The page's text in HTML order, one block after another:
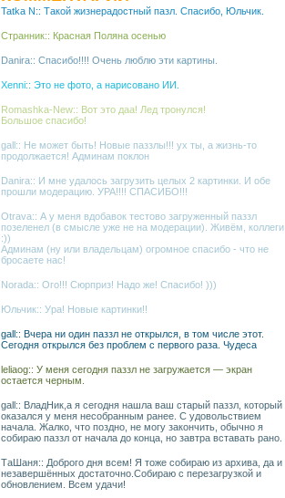
Tatka N:: Такой жизнерадостный пазл. Спасибо, Юльчик.
Странник:: Красная Поляна осенью
Danira:: Спасибо!!!! Очень люблю эти картины.
Xenni:: Это не фото, а нарисовано ИИ.
Romashka-New:: Вот это даа! Лед тронулся!
Большое спасибо!
gall:: Не может быть! Новые паззлы!!! ух ты, а жизнь-то
продолжается! Админам поклон
Danira:: И мне удалось загрузить целых 2 картинки. И обе
прошли модерацию. УРА!!!! СПАСИБО!!!
Otrava:: А у меня вдобавок тестово загруженный паззл
позеленел (в смысле уже не на модерации). Живём, коллеги
:))
Админам (ну или владельцам) огромное спасибо - что не
бросаете нас!
Norada:: Ого!!! Сюрприз! Надо же! Спасибо! )))
Юльчик:: Ура! Новые картинки!!
gall:: Вчера ни один паззл не открылся, в том числе этот.
Сегодня открылся без проблем с первого раза. Чудеса
leliaog:: У меня сегодня паззл не загружается — экран
остается черным.
gall:: ВладНик,а я сегодня нашла ваш старый паззл, который
оказался у меня несобранным ранее. С удовольствием
начала. Жалко, что поздно, не могу закончить, обычно я
собираю паззл от начала до конца, но завтра вставать рано.
ТаШаня:: Доброго дня всем! Я тоже собираю из архива, да и
незавершённых достаточно.Собираю с перезагрузкой и
обновлением. Всем удачи!